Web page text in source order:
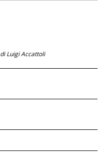
di Luigi Accattoli